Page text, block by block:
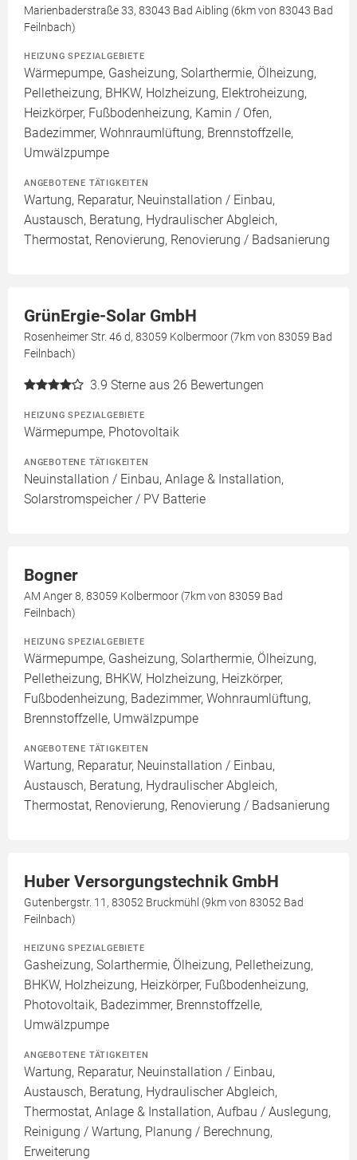
Marienbaderstraße 33, 83043 Bad Aibling (6km von 83043 Bad
Feilnbach)
HEIZUNG SPEZIALGEBIETE
Wärmepumpe, Gasheizung, Solarthermie, Ölheizung,
Pelletheizung, BHKW, Holzheizung, Elektroheizung,
Heizkörper, Fußbodenheizung, Kamin / Ofen,
Badezimmer, Wohnraumlüftung, Brennstoffzelle,
Umwälzpumpe
ANGEBOTENE TÄTIGKEITEN
Wartung, Reparatur, Neuinstallation / Einbau,
Austausch, Beratung, Hydraulischer Abgleich,
Thermostat, Renovierung, Renovierung / Badsanierung
GrünErgie-Solar GmbH
Rosenheimer Str. 46 d, 83059 Kolbermoor (7km von 83059 Bad
Feilnbach)
3.9 Sterne aus 26 Bewertungen
HEIZUNG SPEZIALGEBIETE
Wärmepumpe, Photovoltaik
ANGEBOTENE TÄTIGKEITEN
Neuinstallation / Einbau, Anlage & Installation,
Solarstromspeicher / PV Batterie
Bogner
AM Anger 8, 83059 Kolbermoor (7km von 83059 Bad
Feilnbach)
HEIZUNG SPEZIALGEBIETE
Wärmepumpe, Gasheizung, Solarthermie, Ölheizung,
Pelletheizung, BHKW, Holzheizung, Heizkörper,
Fußbodenheizung, Badezimmer, Wohnraumlüftung,
Brennstoffzelle, Umwälzpumpe
ANGEBOTENE TÄTIGKEITEN
Wartung, Reparatur, Neuinstallation / Einbau,
Austausch, Beratung, Hydraulischer Abgleich,
Thermostat, Renovierung, Renovierung / Badsanierung
Huber Versorgungstechnik GmbH
Gutenbergstr. 11, 83052 Bruckmühl (9km von 83052 Bad
Feilnbach)
HEIZUNG SPEZIALGEBIETE
Gasheizung, Solarthermie, Ölheizung, Pelletheizung,
BHKW, Holzheizung, Heizkörper, Fußbodenheizung,
Photovoltaik, Badezimmer, Brennstoffzelle,
Umwälzpumpe
ANGEBOTENE TÄTIGKEITEN
Wartung, Reparatur, Neuinstallation / Einbau,
Austausch, Beratung, Hydraulischer Abgleich,
Thermostat, Anlage & Installation, Aufbau / Auslegung,
Reinigung / Wartung, Planung / Berechnung,
Erweiterung